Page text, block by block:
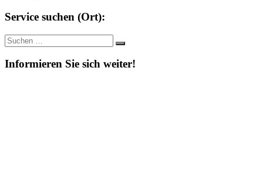
Service suchen (Ort):
Suche
nach:
Suchen
Informieren Sie sich weiter!